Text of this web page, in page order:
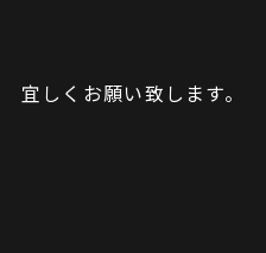
宜しくお願い致します。